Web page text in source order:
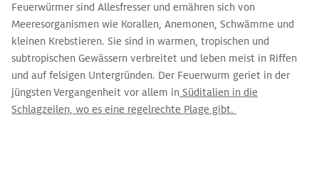
Feuerwürmer sind Allesfresser und ernähren sich von
Meeresorganismen wie Korallen, Anemonen, Schwämme und
kleinen Krebstieren. Sie sind in warmen, tropischen und
subtropischen Gewässern verbreitet und leben meist in Riffen
und auf felsigen Untergründen. Der Feuerwurm geriet in der
jüngsten Vergangenheit vor allem in Süditalien in die
Schlagzeilen, wo es eine regelrechte Plage gibt.